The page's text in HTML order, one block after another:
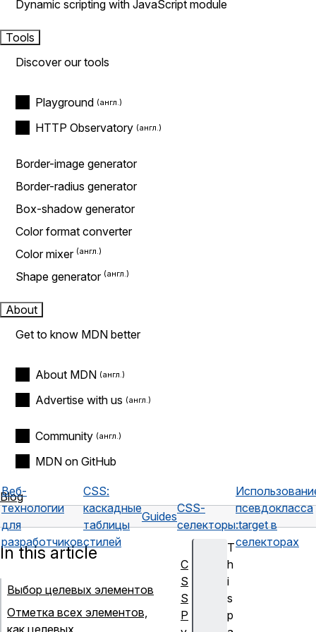
Dynamic scripting with JavaScript module
Tools
Discover our tools
Playground
HTTP Observatory
Border-image generator
Border-radius generator
Box-shadow generator
Color format converter
Color mixer
Shape generator
About
Get to know MDN better
About MDN
Advertise with us
Community
MDN on GitHub
Blog
Веб-
технологии
для
разработчиков
CSS:
каскадные
таблицы
стилей
Guides
CSS-
селекторы
псевдокласса
:target в
селекторах
T
h
i
s
p
In this article
Выбор целевых элементов
Отметка всех элементов,
C
S
S
Р